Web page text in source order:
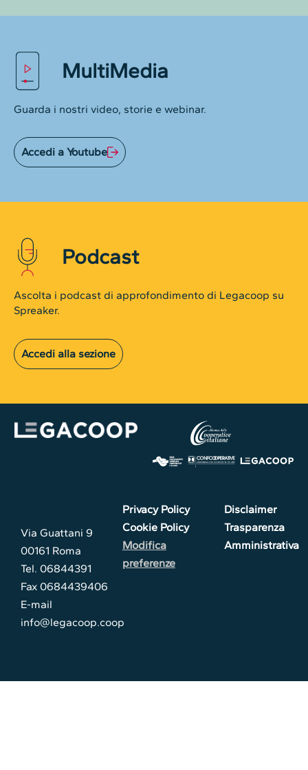
MultiMedia
Guarda i nostri video, storie e webinar.
Accedi a Youtube
Podcast
Ascolta i podcast di approfondimento di Legacoop su
Spreaker.
Accedi alla sezione
Via Guattani 9
00161 Roma
Tel. 06844391
Fax 0684439406
E-mail
info@legacoop.coop
Privacy Policy
Cookie Policy
Modifica
preferenze
Disclaimer
Trasparenza
Amministrativa